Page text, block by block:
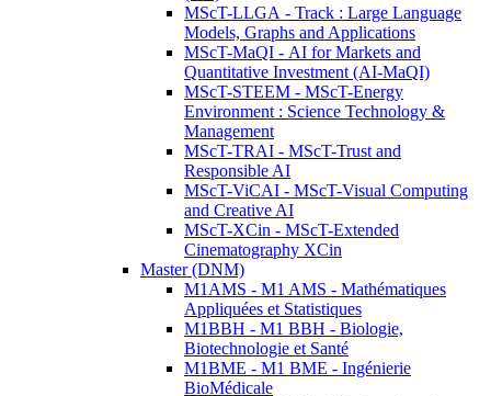
MScT-LLGA - Track : Large Language
Models, Graphs and Applications
MScT-MaQI - AI for Markets and
Quantitative Investment (AI-MaQI)
MScT-STEEM - MScT-Energy
Environment : Science Technology &
Management
MScT-TRAI - MScT-Trust and
Responsible AI
MScT-ViCAI - MScT-Visual Computing
and Creative AI
MScT-XCin - MScT-Extended
Cinematography XCin
Master (DNM)
M1AMS - M1 AMS - Mathématiques
Appliquées et Statistiques
M1BBH - M1 BBH - Biologie,
Biotechnologie et Santé
M1BME - M1 BME - Ingénierie
BioMédicale